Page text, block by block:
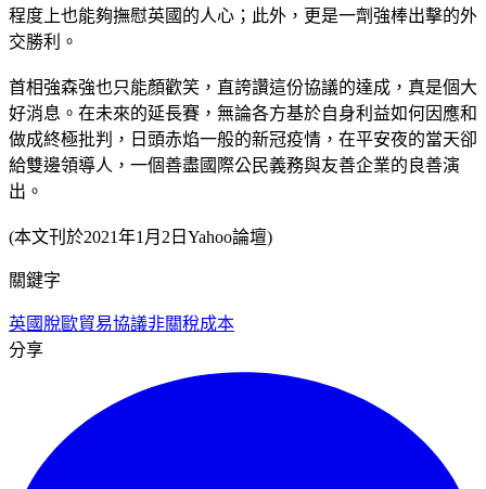
程度上也能夠撫慰英國的人心；此外，更是一劑強棒出擊的外
交勝利。
首相強森強也只能顏歡笑，直誇讚這份協議的達成，真是個大
好消息。在未來的延長賽，無論各方基於自身利益如何因應和
做成終極批判，日頭赤焰一般的新冠疫情，在平安夜的當天卻
給雙邊領導人，一個善盡國際公民義務與友善企業的良善演
出。
(本文刊於2021年1月2日Yahoo論壇)
關鍵字
英國脫歐貿易協議非關稅成本
分享